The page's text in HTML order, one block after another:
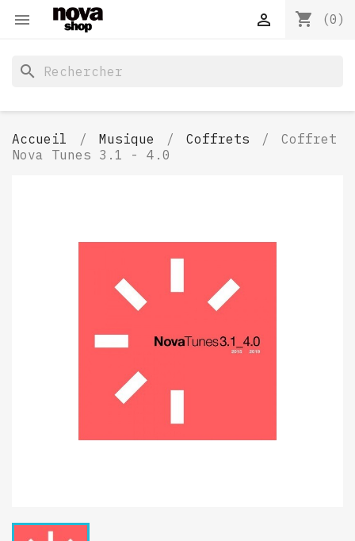
 shopping_cart (0)

search
Accueil Musique Coffrets
Coffret
Nova Tunes 3.1 - 4.0